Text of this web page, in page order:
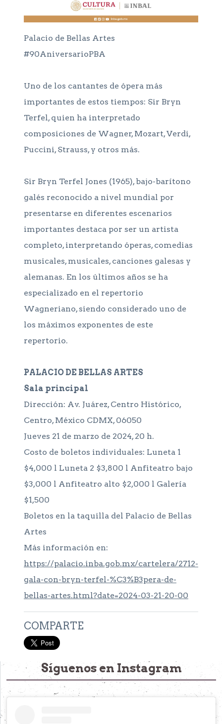
Palacio de Bellas Artes
#90AniversarioPBA
Uno de los cantantes de ópera más
importantes de estos tiempos: Sir Bryn
Terfel, quien ha interpretado
composiciones de Wagner, Mozart, Verdi,
Puccini, Strauss, y otros más.
Sir Bryn Terfel Jones (1965), bajo-barítono
galés reconocido a nivel mundial por
presentarse en diferentes escenarios
importantes destaca por ser un artista
completo, interpretando óperas, comedias
musicales, musicales, canciones galesas y
alemanas. En los últimos años se ha
especializado en el repertorio
Wagneriano, siendo considerado uno de
los máximos exponentes de este
repertorio.
PALACIO DE BELLAS ARTES
Sala principal
Dirección: Av. Juárez, Centro Histórico,
Centro, México CDMX, 06050
Jueves 21 de marzo de 2024, 20 h.
Costo de boletos individuales: Luneta 1
$4,000 l Luneta 2 $3,800 l Anfiteatro bajo
$3,000 l Anfiteatro alto $2,000 l Galería
$1,500
Boletos en la taquilla del Palacio de Bellas
Artes
Más información en:
https://palacio.inba.gob.mx/cartelera/2712-
gala-con-bryn-terfel-%C3%B3pera-de-
bellas-artes.html?date=2024-03-21-20-00
COMPARTE
Síguenos en Instagram